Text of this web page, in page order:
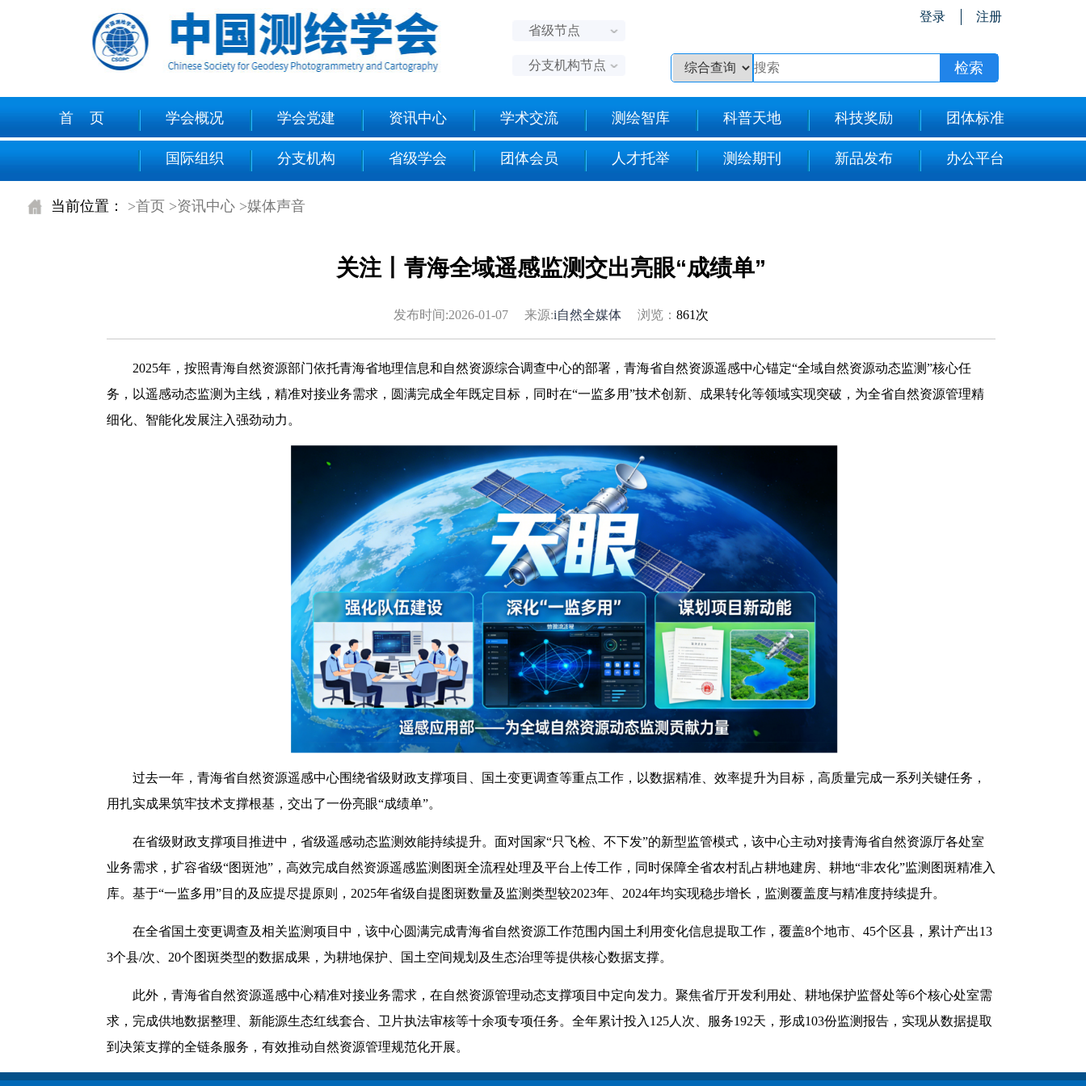
省级节点
分支机构节点
登录 注册
首 页 学会概况 学会党建 资讯中心 学术交流 测绘智库 科普天地 科技奖励 团体标准
国际组织 分支机构 省级学会 团体会员 人才托举 测绘期刊 新品发布 办公平台
当前位置： >首页 >资讯中心 >媒体声音
关注丨青海全域遥感监测交出亮眼“成绩单”
发布时间:2026-01-07 来源:i自然全媒体 浏览： 861次
2025年，按照青海自然资源部门依托青海省地理信息和自然资源综合调查中心的部署，青海省自然资源遥感中心锚定“全域自然资源动态监测”核心任
务，以遥感动态监测为主线，精准对接业务需求，圆满完成全年既定目标，同时在“一监多用”技术创新、成果转化等领域实现突破，为全省自然资源管理精
细化、智能化发展注入强劲动力。
过去一年，青海省自然资源遥感中心围绕省级财政支撑项目、国土变更调查等重点工作，以数据精准、效率提升为目标，高质量完成一系列关键任务，
用扎实成果筑牢技术支撑根基，交出了一份亮眼“成绩单”。
在省级财政支撑项目推进中，省级遥感动态监测效能持续提升。面对国家“只飞检、不下发”的新型监管模式，该中心主动对接青海省自然资源厅各处室
业务需求，扩容省级“图斑池”，高效完成自然资源遥感监测图斑全流程处理及平台上传工作，同时保障全省农村乱占耕地建房、耕地“非农化”监测图斑精准入
库。基于“一监多用”目的及应提尽提原则，2025年省级自提图斑数量及监测类型较2023年、2024年均实现稳步增长，监测覆盖度与精准度持续提升。
在全省国土变更调查及相关监测项目中，该中心圆满完成青海省自然资源工作范围内国土利用变化信息提取工作，覆盖8个地市、45个区县，累计产出13
3个县/次、20个图斑类型的数据成果，为耕地保护、国土空间规划及生态治理等提供核心数据支撑。
此外，青海省自然资源遥感中心精准对接业务需求，在自然资源管理动态支撑项目中定向发力。聚焦省厅开发利用处、耕地保护监督处等6个核心处室需
求，完成供地数据整理、新能源生态红线套合、卫片执法审核等十余项专项任务。全年累计投入125人次、服务192天，形成103份监测报告，实现从数据提取
到决策支撑的全链条服务，有效推动自然资源管理规范化开展。